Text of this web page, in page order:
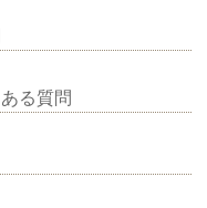
る質問